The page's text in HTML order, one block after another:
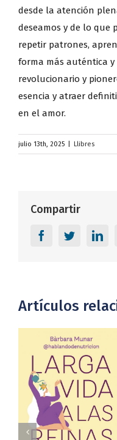
desde la atención
deseamos y de lo que
repetir patrones,
forma más auténtica
revolucionario y
esencia y atraer
en el amor.
julio 13th, 2025 Llibres
Compartir
FacebookTwitter
Artículos